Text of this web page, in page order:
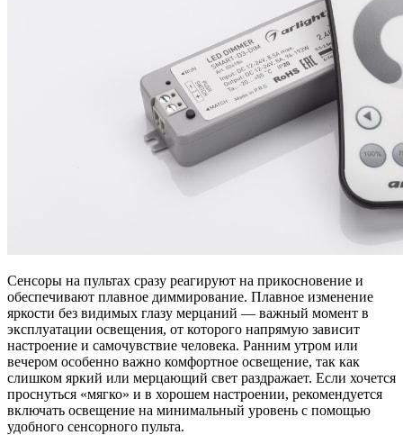
Сенсоры на пультах сразу реагируют на прикосновение и
обеспечивают плавное диммирование. Плавное изменение
яркости без видимых глазу мерцаний — важный момент в
эксплуатации освещения, от которого напрямую зависит
настроение и самочувствие человека. Ранним утром или
вечером особенно важно комфортное освещение, так как
слишком яркий или мерцающий свет раздражает. Если хочется
проснуться «мягко» и в хорошем настроении, рекомендуется
включать освещение на минимальный уровень с помощью
удобного сенсорного пульта.